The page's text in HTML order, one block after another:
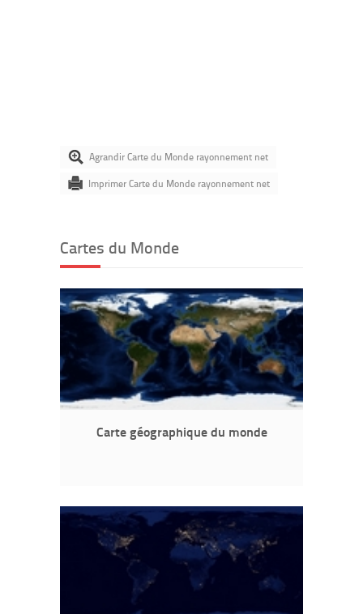
Agrandir Carte du Monde rayonnement net
Imprimer Carte du Monde rayonnement net
Cartes du Monde
Carte géographique du monde